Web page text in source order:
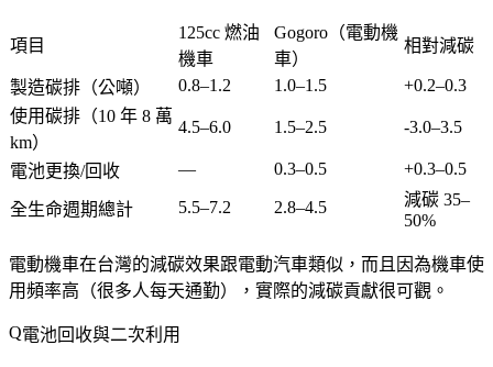
項目
125cc 燃油
機車
Gogoro（電動機
車）
相對減碳
製造碳排（公噸） 0.8–1.2 1.0–1.5
+0.2–0.3
使用碳排（10 年 8 萬
km）
4.5–6.0 1.5–2.5 -3.0–3.5
電池更換/回收 — 0.3–0.5 +0.3–0.5
全生命週期總計 5.5–7.2 2.8–4.5
減碳 35–
50%
電動機車在台灣的減碳效果跟電動汽車類似，而且因為機車使
用頻率高（很多人每天通勤），實際的減碳貢獻很可觀。
電池回收與二次利用